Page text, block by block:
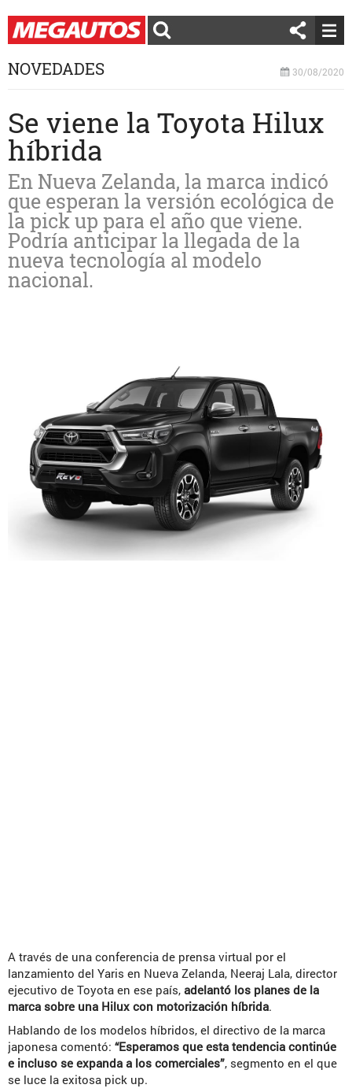
NOVEDADES 30/08/2020
Se viene la Toyota Hilux
híbrida
En Nueva Zelanda, la marca indicó
que esperan la versión ecológica de
la pick up para el año que viene.
Podría anticipar la llegada de la
nueva tecnología al modelo
nacional.
A través de una conferencia de prensa virtual por el
lanzamiento del Yaris en Nueva Zelanda, Neeraj Lala, director
ejecutivo de Toyota en ese país, adelantó los planes de la
marca sobre una Hilux con motorización híbrida.
Hablando de los modelos híbridos, el directivo de la marca
japonesa comentó: “Esperamos que esta tendencia continúe
e incluso se expanda a los comerciales”, segmento en el que
se luce la exitosa pick up.